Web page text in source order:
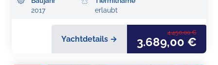
2017
erlaubt
Yachtdetails →
4.450,00 €
3.689,00 €